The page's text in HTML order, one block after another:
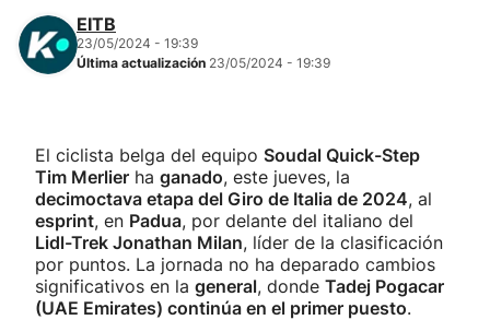
EITB
23/05/2024 - 19:39
Última actualización 23/05/2024 - 19:39
El ciclista belga del equipo Soudal Quick-Step
Tim Merlier ha ganado, este jueves, la
decimoctava etapa del Giro de Italia de 2024, al
esprint, en Padua, por delante del italiano del
Lidl-Trek Jonathan Milan, líder de la clasificación
por puntos. La jornada no ha deparado cambios
significativos en la general, donde Tadej Pogacar
(UAE Emirates) continúa en el primer puesto.